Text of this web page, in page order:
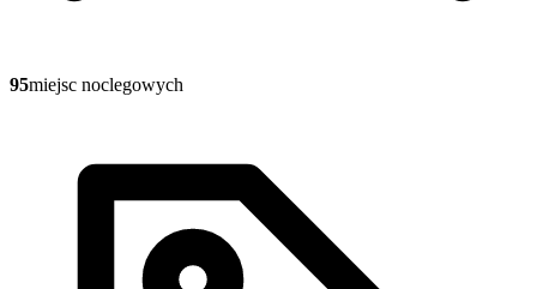
95miejsc noclegowych